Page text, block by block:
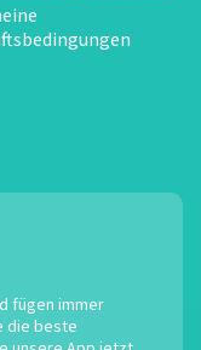
fügen immer
die beste